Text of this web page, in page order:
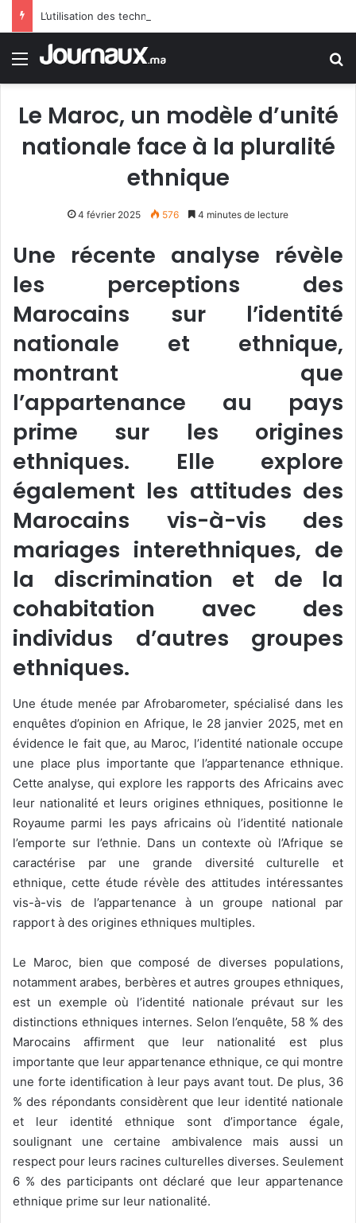
Menu
Le Maroc, un modèle d’unité
nationale face à la pluralité
ethnique
4 février 2025 576 4 minutes de lecture
Une récente analyse révèle
les perceptions des
Marocains sur l’identité
nationale et ethnique,
montrant que
l’appartenance au pays
prime sur les origines
ethniques. Elle explore
également les attitudes des
Marocains vis-à-vis des
mariages interethniques, de
la discrimination et de la
cohabitation avec des
individus d’autres groupes
ethniques.
Une étude menée par Afrobarometer, spécialisé dans les
enquêtes d’opinion en Afrique, le 28 janvier 2025, met en
évidence le fait que, au Maroc, l’identité nationale occupe
une place plus importante que l’appartenance ethnique.
Cette analyse, qui explore les rapports des Africains avec
leur nationalité et leurs origines ethniques, positionne le
Royaume parmi les pays africains où l’identité nationale
l’emporte sur l’ethnie. Dans un contexte où l’Afrique se
caractérise par une grande diversité culturelle et
ethnique, cette étude révèle des attitudes intéressantes
vis-à-vis de l’appartenance à un groupe national par
rapport à des origines ethniques multiples.
Le Maroc, bien que composé de diverses populations,
notamment arabes, berbères et autres groupes ethniques,
est un exemple où l’identité nationale prévaut sur les
distinctions ethniques internes. Selon l’enquête, 58 % des
Marocains affirment que leur nationalité est plus
importante que leur appartenance ethnique, ce qui montre
une forte identification à leur pays avant tout. De plus, 36
% des répondants considèrent que leur identité nationale
et leur identité ethnique sont d’importance égale,
soulignant une certaine ambivalence mais aussi un
respect pour leurs racines culturelles diverses. Seulement
6 % des participants ont déclaré que leur appartenance
ethnique prime sur leur nationalité.